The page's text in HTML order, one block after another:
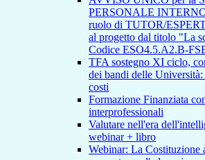
PERSONALE
ruolo di TUTOR/
al progetto dal titolo "La
Codice ESO4.5.A2.B-
TFA sostegno XI ciclo,
dei bandi delle Università:
costi
Formazione Finanziata
interprofessionali
Valutare nell'era
webinar + libro
Webinar: La Costituzione